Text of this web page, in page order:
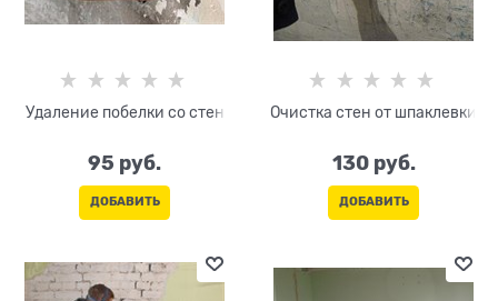
Удаление побелки со стен
95 руб.
ДОБАВИТЬ
Очистка стен от шпаклевки
130 руб.
ДОБАВИТЬ